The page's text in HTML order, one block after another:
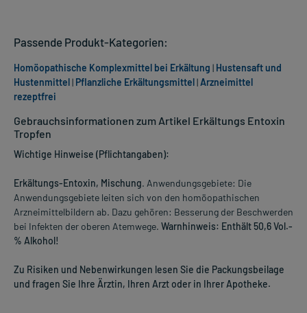
Gebrauchsinformationen zum Artikel Erkältungs Entoxin
Tropfen
Wichtige Hinweise (Pflichtangaben):
Erkältungs-Entoxin, Mischung. Anwendungsgebiete: Die
Anwendungsgebiete leiten sich von den homöopathischen
Arzneimittelbildern ab. Dazu gehören: Besserung der Beschwerden
bei Infekten der oberen Atemwege. Warnhinweis: Enthält 50,6 Vol.-
% Alkohol!
Zu Risiken und Nebenwirkungen lesen Sie die Packungsbeilage
und fragen Sie Ihre Ärztin, Ihren Arzt oder in Ihrer Apotheke.
Passende Produkt-Kategorien:
Homöopathische Komplexmittel bei Erkältung | Hustensaft und
Hustenmittel| Pflanzliche Erkältungsmittel|Arzneimittel
rezeptfrei